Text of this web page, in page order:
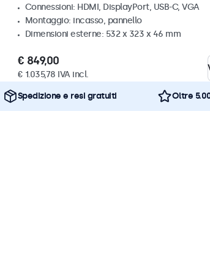
Connessioni: HDMI, DisplayPort, USB-C, VGA
Montaggio: incasso, pannello
Dimensioni esterne: 532 x 323 x 46 mm
€ 849,00
€ 1.035,78 IVA incl.
Spedizione e resi gratuiti Oltre